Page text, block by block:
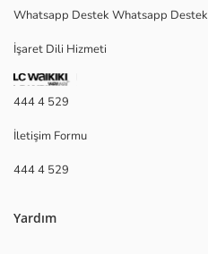
Whatsapp Destek Whatsapp Destek
İşaret Dili Hizmeti
444 4 529
İletişim Formu
444 4 529
Yardım